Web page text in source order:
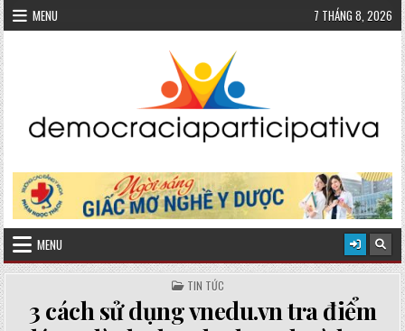
Skip
to
content
MENU 7 THÁNG 8, 2026
MENU
POSTED
IN
TIN TỨC
3 cách sử dụng vnedu.vn tra điểm